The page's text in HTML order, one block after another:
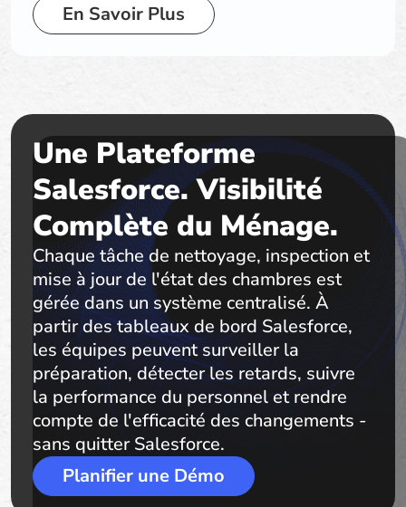
En Savoir Plus
Une Plateforme
Salesforce. Visibilité
Complète du Ménage.
Chaque tâche de nettoyage, inspection et
mise à jour de l'état des chambres est
gérée dans un système centralisé. À
partir des tableaux de bord Salesforce,
les équipes peuvent surveiller la
préparation, détecter les retards, suivre
la performance du personnel et rendre
compte de l'efficacité des changements -
sans quitter Salesforce.
Planifier une Démo